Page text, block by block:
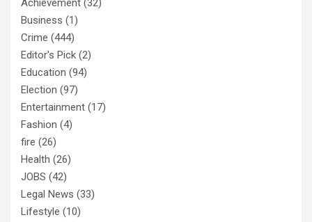
Achievement (32)
Business (1)
Crime (444)
Editor's Pick (2)
Education (94)
Election (97)
Entertainment (17)
Fashion (4)
fire (26)
Health (26)
JOBS (42)
Legal News (33)
Lifestyle (10)